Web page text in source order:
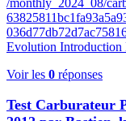
Evolution Introduction
Voir les 0 réponses
Test Carburateur